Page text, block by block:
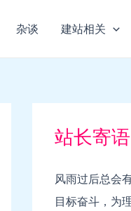
杂谈 建站相关
站长寄语
风雨过后总会
目标奋斗，为